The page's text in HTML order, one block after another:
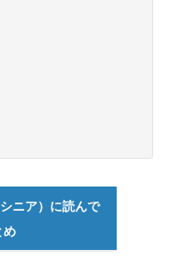
ニア）に読んで
め